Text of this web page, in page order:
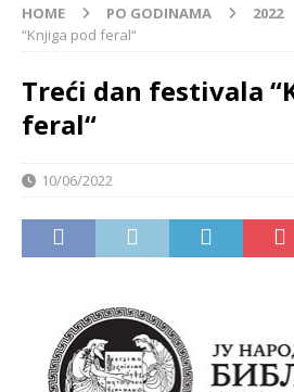
HOME PO GODINAMA 2022
“Knjiga pod feral“
Treći dan festivala
feral“
10/06/2022